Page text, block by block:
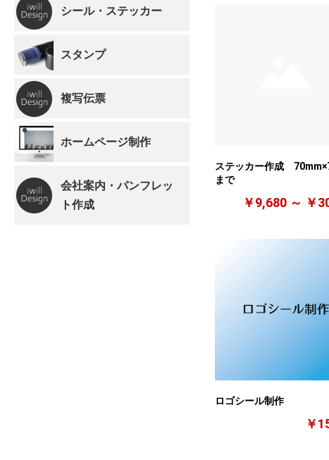
シール・ステッカー
スタンプ
複写伝票
ホームページ制作
会社案内・パンフレッ
ト作成
ステッカー作成
まで
￥9,680 ～ ￥
ロゴシール制作
￥